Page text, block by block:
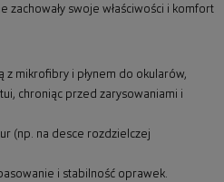
zachowały swoje właściwości i komfort
z mikrofibry i płynem do okularów,
chroniąc przed zarysowaniami i
(np. na desce rozdzielczej
i stabilność oprawek.